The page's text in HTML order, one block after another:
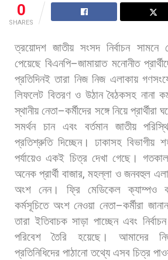
0
SHARES
ত্রয়োদশ জাতীয় সংসদ নির্বাচন সামনে
পেয়েছে বিএনপি–জামায়াত মনোনীত
প্রতিদিনই তারা নিজ নিজ এলাকায়
লিফলেট বিতরণ ও উঠান বৈঠকসহ নানা
স্থানীয় নেতা–কর্মীদের সঙ্গে নিয়ে প্রার্থীরা
সমর্থন
চান এবং বর্তমান জাতীয়
প্রতিশ্রুতি দিচ্ছেন। ঢাকাসহ বিভাগীয়
পর্যায়েও একই চিত্র দেখা গেছে। গতকাল
অনেক প্রার্থী বাজার,মহল্লা ও জনবহুল
অংশ
নেন। ফ্রি মেডিকেল ক্যাম্পও
কর্মসূচিতে অংশ নেওয়া নেতা–কর্মীরা জানান
তারা ইতিবাচক সাড়া পাচ্ছেন এবং নির্বাচন
পরিবেশ
তৈরি হয়েছে। আমাদের
প্রতিনিধিদের পাঠানো তথ্যে এসব চিত্র